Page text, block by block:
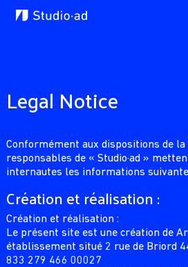
Legal Notice
Conformément aux dispositions de
responsables de « Studio·ad »
internautes les informations
Création et réalisation :
Création et réalisation :
Le présent site est une création de
établissement situé 2 rue de Briord
833 279 466 00027